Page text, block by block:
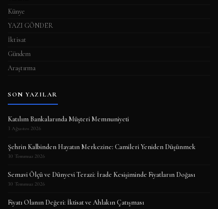
Künye
YAZI GÖNDER
İktisat
Gündem
Araştırma
SON YAZILAR
Katılım Bankalarında Müşteri Memnuniyeti
3 Ağustos 2026
Şehrin Kalbinden Hayatın Merkezine: Camileri Yeniden Düşünmek
30 Temmuz 2026
Semavi Ölçü ve Dünyevi Terazi: İrade Kesişiminde Fiyatların Doğası
30 Temmuz 2026
Fiyatı Olanın Değeri: İktisat ve Ahlakın Çatışması